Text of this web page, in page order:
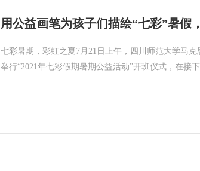
用公益画笔为孩子们描绘“七彩”暑假
七彩暑期，彩虹之夏7月21日上午，四川师范大学马
举行“2021年七彩假期暑期公益活动”开班仪式，在接